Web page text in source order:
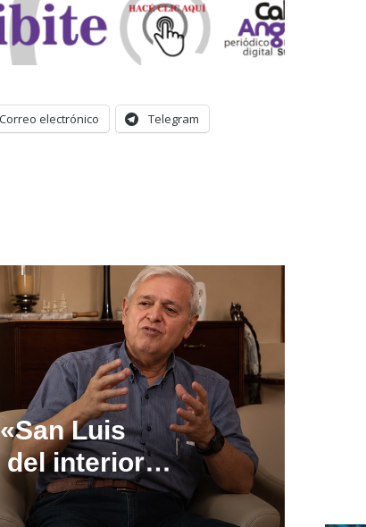
Correo electrónico Telegram
Luis
interior,
con